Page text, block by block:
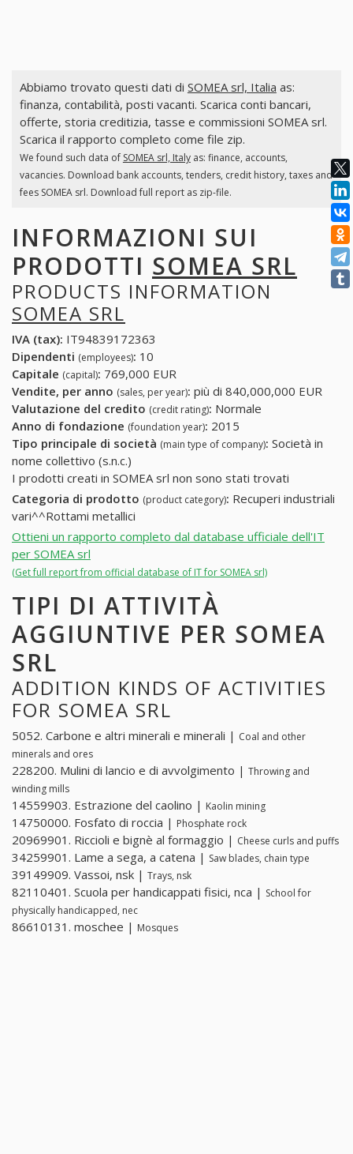
Abbiamo trovato questi dati di SOMEA srl, Italia as:
finanza, contabilità, posti vacanti. Scarica conti bancari,
offerte, storia creditizia, tasse e commissioni SOMEA srl.
Scarica il rapporto completo come file zip.
We found such data of SOMEA srl, Italyas: finance, accounts,
vacancies. Download bank accounts, tenders, credit history, taxes and
fees SOMEA srl. Download full report as zip-file.
INFORMAZIONI SUI
PRODOTTI SOMEA SRL
PRODUCTS INFORMATION
SOMEA SRL
IVA (tax): IT94839172363
Dipendenti (employees): 10
Capitale (capital): 769,000 EUR
Vendite, per anno (sales, per year): più di 840,000,000 EUR
Valutazione del credito (credit rating): Normale
Anno di fondazione (foundation year): 2015
Tipo principale di società (main type of company): Società in
nome collettivo (s.n.c.)
I prodotti creati in SOMEA srl non sono stati trovati
Categoria di prodotto (product category): Recuperi industriali
vari^^Rottami metallici
Ottieni un rapporto completo dal database ufficiale dell'IT
per SOMEA srl
(Get full report from official database of IT for SOMEA srl)
TIPI DI ATTIVITÀ
AGGIUNTIVE PER SOMEA
SRL
ADDITION KINDS OF ACTIVITIES
FOR SOMEA SRL
5052. Carbone e altri minerali e minerali | Coal and other
minerals and ores
228200. Mulini di lancio e di avvolgimento | Throwing and
winding mills
14559903. Estrazione del caolino | Kaolin mining
14750000. Fosfato di roccia | Phosphate rock
20969901. Riccioli e bignè al formaggio | Cheese curls and puffs
34259901. Lame a sega, a catena | Saw blades, chain type
39149909. Vassoi, nsk | Trays, nsk
82110401. Scuola per handicappati fisici, nca | School for
physically handicapped, nec
86610131. moschee | Mosques